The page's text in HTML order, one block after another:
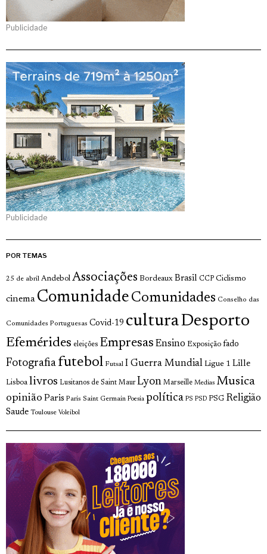
Publicidade
Publicidade
POR TEMAS
25 de abril Andebol Associações Bordeaux Brasil CCP Ciclismo
cinema Comunidade Comunidades Conselho das
Comunidades Portuguesas Covid-19 culturaDesporto
Efemérides eleições Empresas Ensino Exposição fado
Fotografia futebol Futsal I Guerra Mundial Ligue 1 Lille
Lisboa livros Lusitanos de Saint Maur Lyon Marseille Medias Musica
opinião Paris Paris Saint Germain Poesia política PS PSD PSG Religião
Saude Toulouse Voleibol